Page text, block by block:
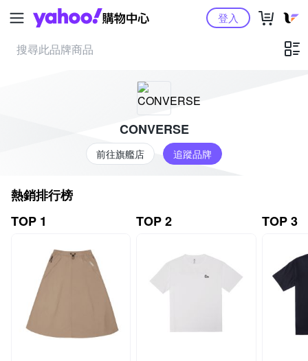
Yahoo購物中心登入
CONVERSE
前往旗艦店 追蹤品牌
熱銷排行榜
TOP 1
TOP 2 TOP 3